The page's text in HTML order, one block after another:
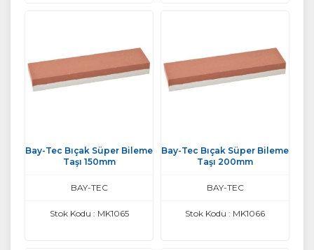
Bay-Tec Bıçak Süper Bileme
Taşı 150mm
BAY-TEC
Stok Kodu : MK1065
Bay-Tec Bıçak Süper Bileme
Taşı 200mm
BAY-TEC
Stok Kodu : MK1066